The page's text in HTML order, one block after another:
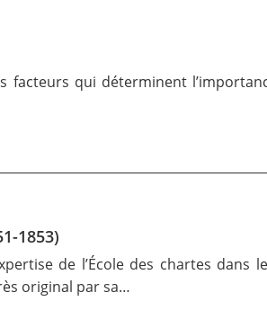
facteurs qui déterminent
1853)
de l’École des chartes dans
original par sa…